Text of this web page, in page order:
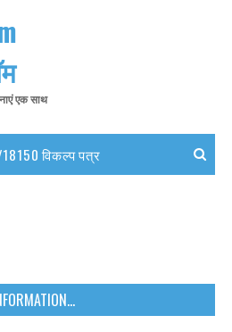
एक साथ
विकल्प पत्र